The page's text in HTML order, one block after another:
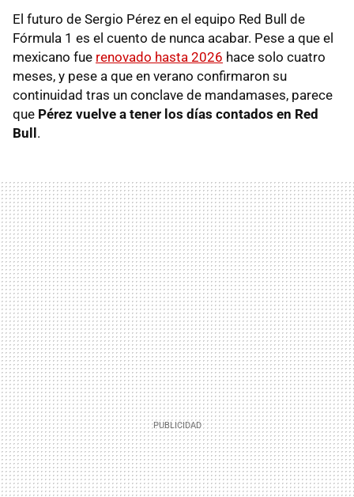
El futuro de Sergio Pérez en el equipo Red Bull de
Fórmula 1 es el cuento de nunca acabar. Pese a que el
mexicano fue renovado hasta 2026 hace solo cuatro
meses, y pese a que en verano confirmaron su
continuidad tras un conclave de mandamases, parece
que Pérez vuelve a tener los días contados en Red
Bull.